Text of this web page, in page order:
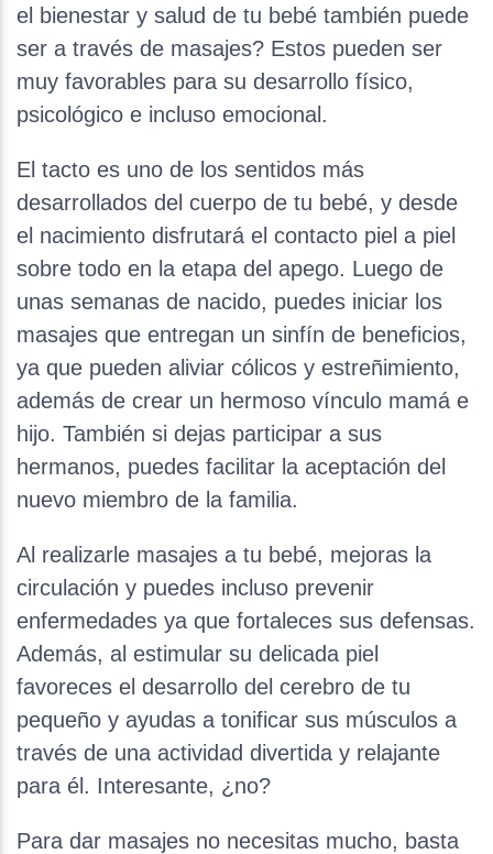
el bienestar y salud de tu bebé también puede
ser a través de masajes? Estos pueden ser
muy favorables para su desarrollo físico,
psicológico e incluso emocional.
El tacto es uno de los sentidos más
desarrollados del cuerpo de tu bebé, y desde
el nacimiento disfrutará el contacto piel a piel
sobre todo en la etapa del apego. Luego de
unas semanas de nacido, puedes iniciar los
masajes que entregan un sinfín de beneficios,
ya que pueden aliviar cólicos y estreñimiento,
además de crear un hermoso vínculo mamá e
hijo. También si dejas participar a sus
hermanos, puedes facilitar la aceptación del
nuevo miembro de la familia.
Al realizarle masajes a tu bebé, mejoras la
circulación y puedes incluso prevenir
enfermedades ya que fortaleces sus defensas.
Además, al estimular su delicada piel
favoreces el desarrollo del cerebro de tu
pequeño y ayudas a tonificar sus músculos a
través de una actividad divertida y relajante
para él. Interesante, ¿no?
Para dar masajes no necesitas mucho, basta